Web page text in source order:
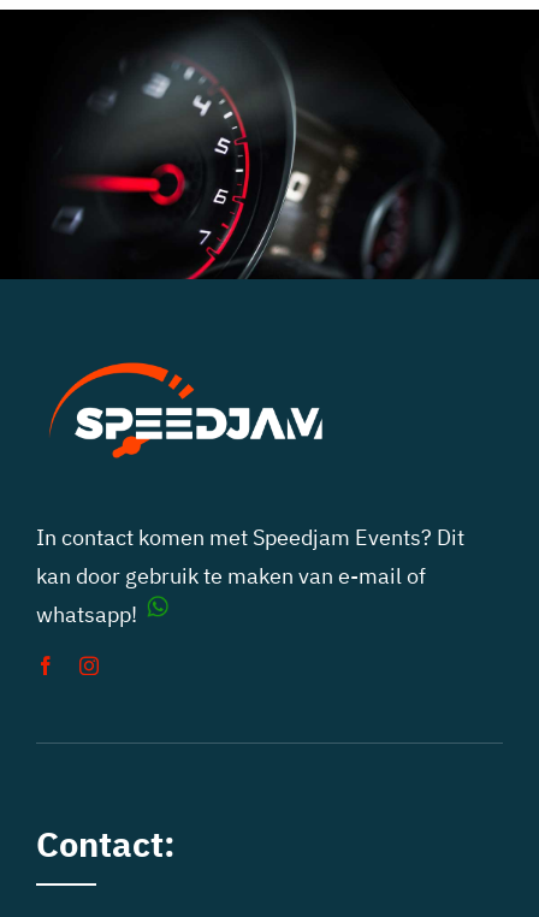
In contact komen met Speedjam Events? Dit
kan door gebruik te maken van e-mailof
whatsapp!
Contact: